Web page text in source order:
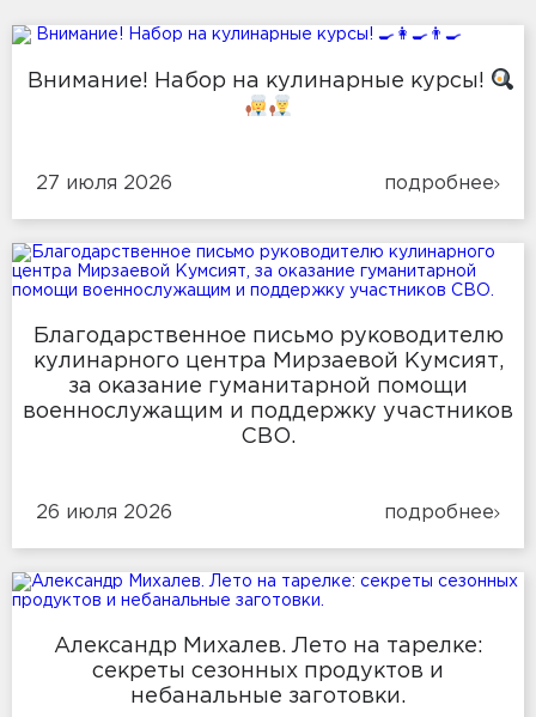
Внимание! Набор на кулинарные курсы!
27 июля 2026 подробнее
Благодарственное письмо руководителю
кулинарного центра Мирзаевой Кумсият,
за оказание гуманитарной помощи
военнослужащим и поддержку участников
СВО.
26 июля 2026 подробнее
Александр Михалев. Лето на тарелке:
секреты сезонных продуктов и
небанальные заготовки.